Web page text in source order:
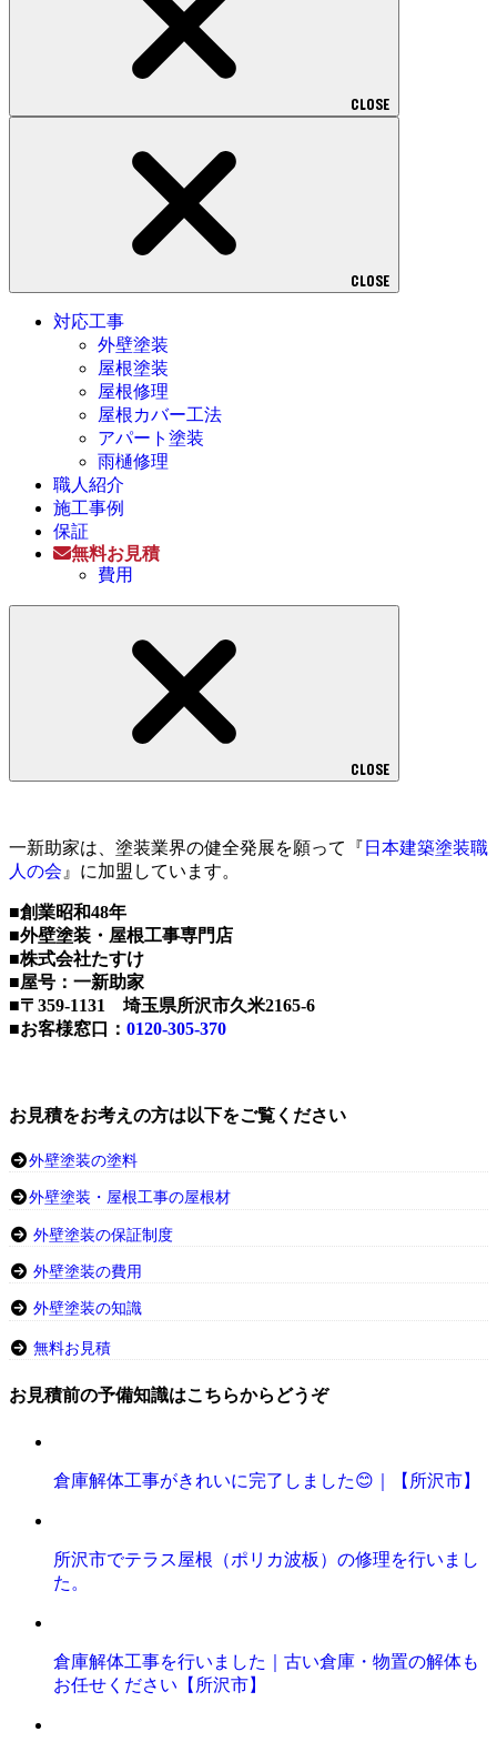
CLOSE
CLOSE
対応工事
外壁塗装
屋根塗装
屋根修理
屋根カバー工法
アパート塗装
雨樋修理
職人紹介
施工事例
保証
無料お見積
費用
CLOSE
一新助家は、塗装業界の健全発展を願って『 日本建築塗装職
人の会 』に加盟しています。
■創業昭和48年
■外壁塗装・屋根工事専門店
■株式会社たすけ
■屋号：一新助家
■〒359-1131 埼玉県所沢市久米2165-6
■お客様窓口： 0120-305-370
お見積をお考えの方は以下をご覧ください
外壁塗装の塗料
外壁塗装・屋根工事の屋根材
外壁塗装の保証制度
外壁塗装の費用
外壁塗装の知識
無料お見積
お見積前の予備知識はこちらからどうぞ
倉庫解体工事がきれいに完了しました😊｜【所沢市】
所沢市でテラス屋根（ポリカ波板）の修理を行いまし
た。
倉庫解体工事を行いました｜古い倉庫・物置の解体も
お任せください【所沢市】